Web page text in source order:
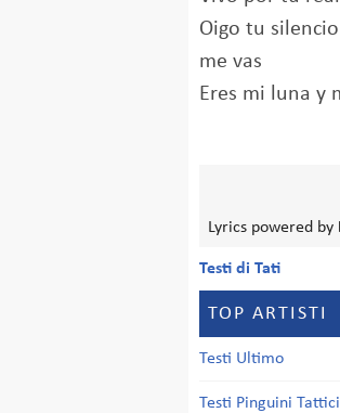
Oigo tu
me vas
Eres mi luna y
Lyrics powered by
Testi di Tati
TOP ARTISTI
Testi Ultimo
Testi Pinguini